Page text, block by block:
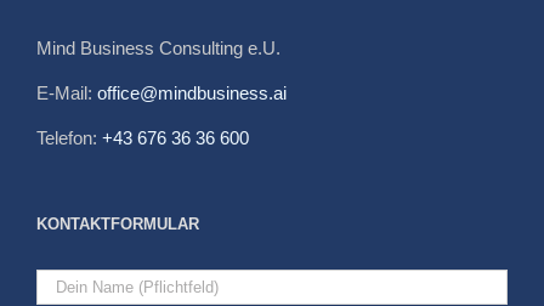
Mind Business Consulting e.U.
E-Mail: office@mindbusiness.ai
Telefon: +43 676 36 36 600
KONTAKTFORMULAR